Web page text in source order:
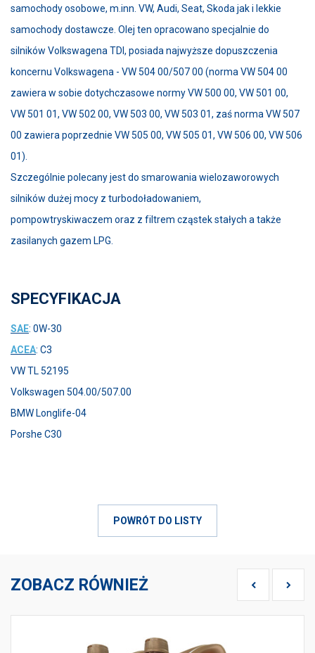
samochody osobowe, m.inn. VW, Audi, Seat, Skoda jak i lekkie
samochody dostawcze. Olej ten opracowano specjalnie do
silników Volkswagena TDI, posiada najwyższe dopuszczenia
koncernu Volkswagena - VW 504 00/507 00 (norma VW 504 00
zawiera w sobie dotychczasowe normy VW 500 00, VW 501 00,
VW 501 01, VW 502 00, VW 503 00, VW 503 01, zaś norma VW 507
00 zawiera poprzednie VW 505 00, VW 505 01, VW 506 00, VW 506
01).
Szczególnie polecany jest do smarowania wielozaworowych
silników dużej mocy z turbodoładowaniem,
pompowtryskiwaczem oraz z filtrem cząstek stałych a także
zasilanych gazem LPG.
SPECYFIKACJA
SAE: 0W-30
ACEA: C3
VW TL 52195
Volkswagen 504.00/507.00
BMW Longlife-04
Porshe C30
POWRÓT DO LISTY
ZOBACZ RÓWNIEŻ